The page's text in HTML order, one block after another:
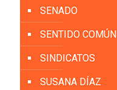
SENADO
SENTIDO COMÚN
SINDICATOS
SUSANA DÍAZ